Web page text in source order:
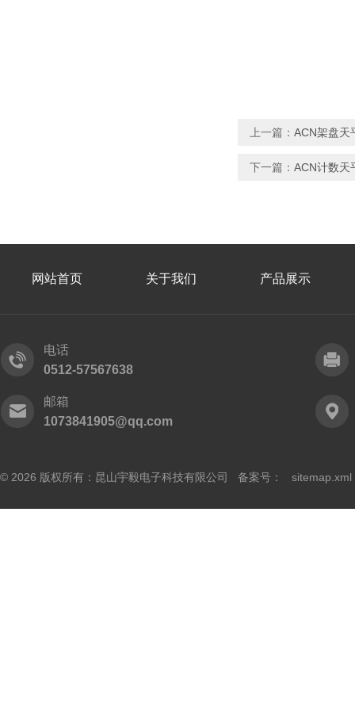
上一篇： ACN架盘天
下一篇： ACN计数天
网站首页 关于我们 产品展示
电话
0512-57567638
邮箱
1073841905@qq.com
© 2026 版权所有：昆山宇毅电子科技有限公司 备案号： sitemap.xml